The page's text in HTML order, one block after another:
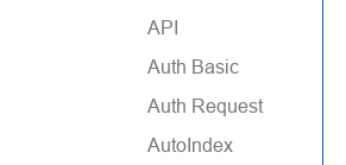
API
Auth Basic
Auth Request
AutoIndex